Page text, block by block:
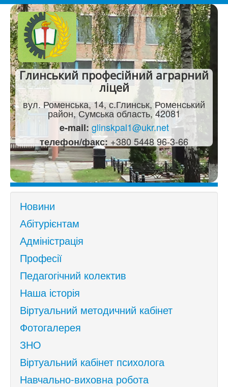
Глинський професійний аграрний
ліцей
вул. Роменська, 14, с.Глинськ, Роменський
район, Сумська область, 42081
e-mail: glinskpal1@ukr.net
телефон/факс: +380 5448 96-3-66
Новини
Абітурієнтам
Адміністрація
Професії
Педагогічний колектив
Наша історія
Віртуальний методичний кабінет
Фотогалерея
ЗНО
Віртуальний кабінет психолога
Навчально-виховна робота